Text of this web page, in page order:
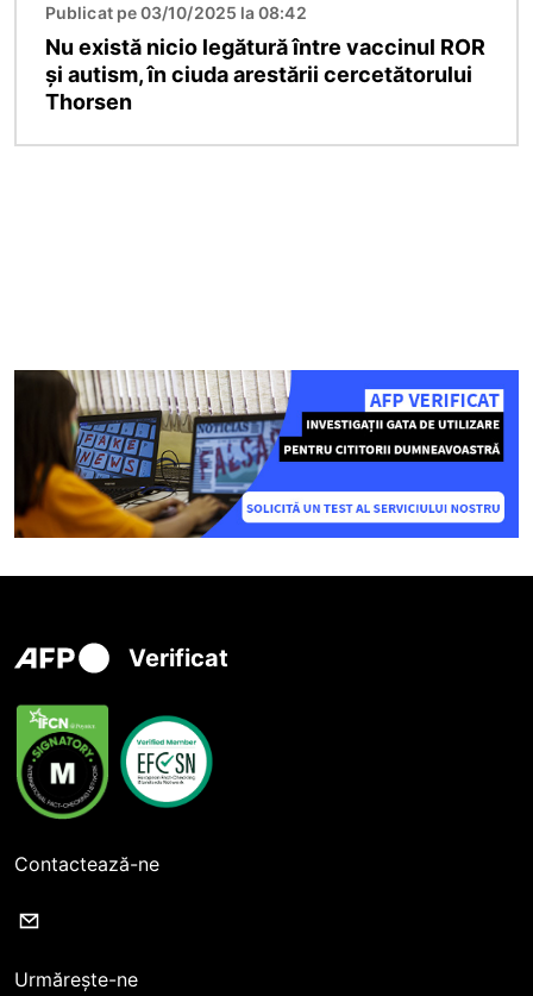
Publicat pe 03/10/2025 la 08:42
Nu există nicio legătură între vaccinul ROR
și autism, în ciuda arestării cercetătorului
Thorsen
Verificat
Contactează-ne
Urmărește-ne